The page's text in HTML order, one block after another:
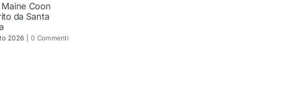
Maine Coon
da Santa
2026 0 Commenti